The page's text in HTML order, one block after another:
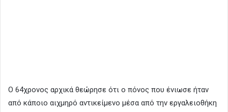
Ο 64χρονος αρχικά θεώρησε ότι ο πόνος που ένιωσε ήταν
από κάποιο αιχμηρό αντικείμενο μέσα από την εργαλειοθήκη